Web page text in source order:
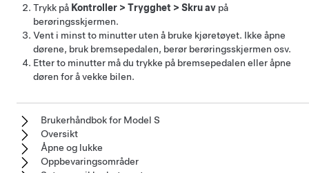
Trykk på Kontroller > Trygghet > Skru av på
berøringsskjermen.
Vent i minst to minutter uten å bruke kjøretøyet. Ikke åpne
dørene, bruk bremsepedalen, berør berøringsskjermen osv.
Etter to minutter må du trykke på bremsepedalen elleråpne
døren for å vekke bilen.
Brukerhåndbok for Model S
Oversikt
Åpne og lukke
Oppbevaringsområder